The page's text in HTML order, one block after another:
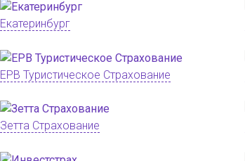
Екатеринбург
ЕРВ Туристическое Страхование
Зетта Страхование